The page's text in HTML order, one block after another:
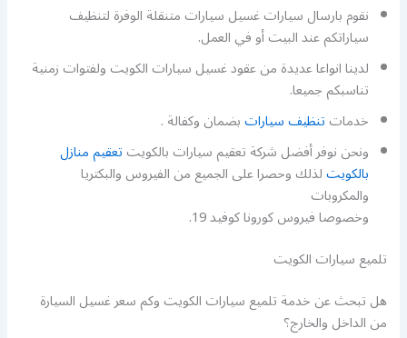
نقوم بارسال سيارات غسيل سيارات متنقلة الوفرة لتنظيف
سياراتكم عند البيت أو في العمل.
لدينا انواعا عديدة من عقود غسيل سيارات الكويت ولفتوات زمنية
تناسبكم جميعا.
خدماتتنظيف سياراتبضمان وكفالة .
ونحن نوفر أفضل شركة تعقيم سيارات بالكويتتعقيم منازل
بالكويتلذلك وحصرا على الجميع من الفيروس والبكتريا
والمكروبات
وخصوصا فيروس كورونا كوفيد 19.
تلميع سيارات الكويت
هل تبحث عن خدمة تلميع سيارات الكويت وكم سعر غسيل السيارة
من الداخل والخارج؟